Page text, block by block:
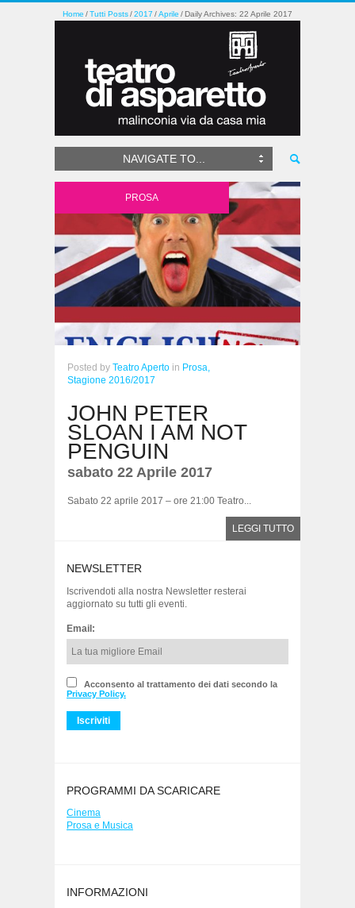
Home Tutti Posts 2017 Aprile Daily Archives: 22 Aprile 2017
NAVIGATE TO...
PROSA
Posted by Teatro Aperto in Prosa,
Stagione 2016/2017
JOHN PETER
SLOAN I AM NOT
PENGUIN
sabato 22 Aprile 2017
Sabato 22 aprile 2017 – ore 21:00 Teatro...
LEGGI TUTTO
NEWSLETTER
Iscrivendoti alla nostra Newsletter resterai
aggiornato su tutti gli eventi.
Email:
Acconsento al trattamento dei dati secondo la
Privacy Policy.
PROGRAMMI DA SCARICARE
Cinema
Prosa e Musica
INFORMAZIONI